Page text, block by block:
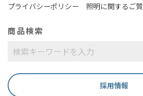
プライバシーポリシー
照明に関するご
商品検索
採用情報